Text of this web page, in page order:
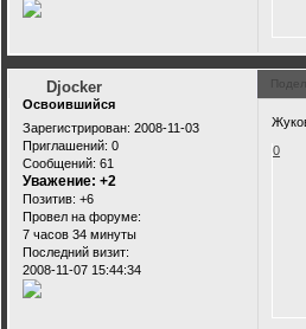
Djocker
Освоившийся
Зарегистрирован: 2008-11-03
Приглашений: 0
Сообщений: 61
Уважение: +2
Позитив: +6
Провел на форуме:
7 часов 34 минуты
Последний визит:
2008-11-07 15:44:34
0